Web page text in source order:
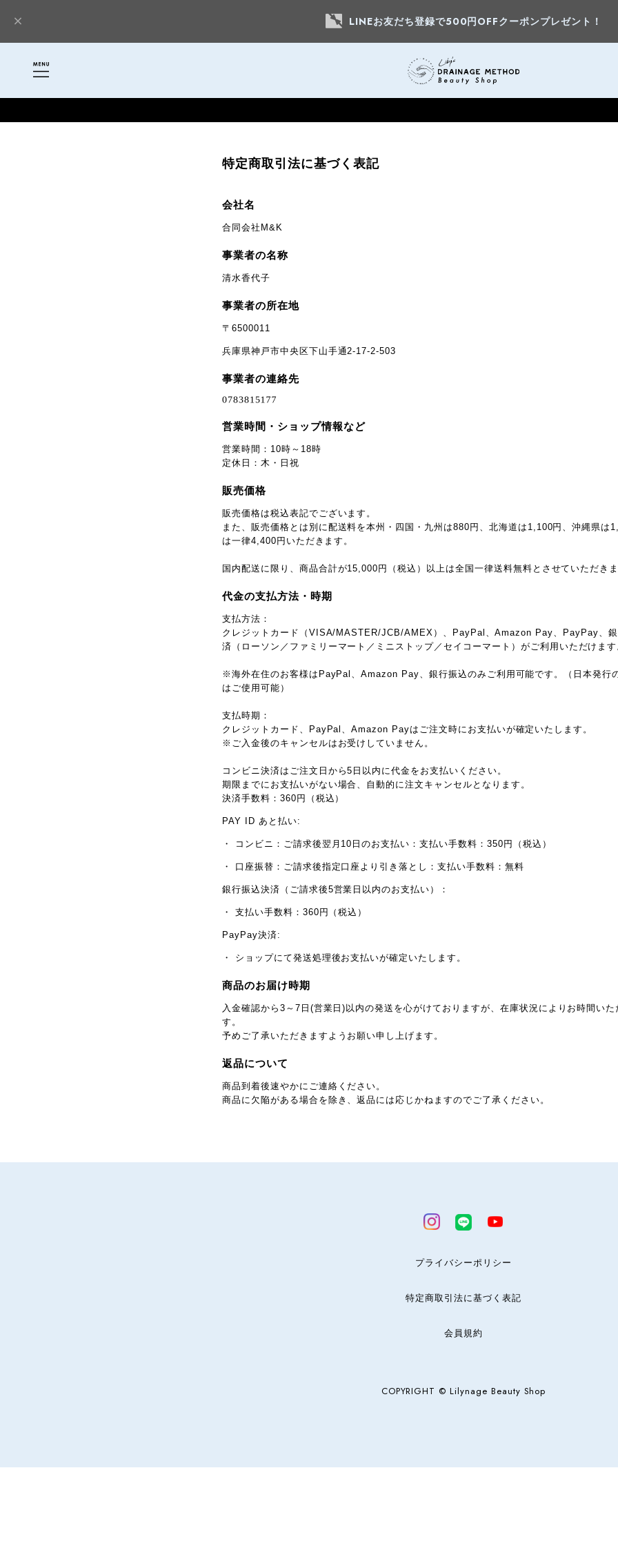
LINEお友だち登録で500円OFFクーポンプレゼント！
特定商取引法に基づく表記
会社名
合同会社M&K
事業者の名称
清水香代子
事業者の所在地
〒6500011
兵庫県神戸市中央区下山手通2-17-2-503
事業者の連絡先
営業時間・ショップ情報など
営業時間：10時～18時
定休日：木・日祝
販売価格
販売価格は税込表記でございます。
また、販売価格とは別に配送料を本州・四国・九州は880円、北海道は1,100円、沖縄県は
は一律4,400円いただきます。
国内配送に限り、商品合計が15,000円（税込）以上は全国一律送料無料とさせていただきま
代金の支払方法・時期
支払方法：
クレジットカード（VISA/MASTER/JCB/AMEX）、PayPal、Amazon Pay、PayPay、銀
済（ローソン／ファミリーマート／ミニストップ／セイコーマート）がご利用いただけます
※海外在住のお客様はPayPal、Amazon Pay、銀行振込のみご利用可能です。（日本発行
はご使用可能）
支払時期：
クレジットカード、PayPal、Amazon Payはご注文時にお支払いが確定いたします。
※ご入金後のキャンセルはお受けしていません。
コンビニ決済はご注文日から5日以内に代金をお支払いください。
期限までにお支払いがない場合、自動的に注文キャンセルとなります。
決済手数料：360円（税込）
PAY ID あと払い:
・ コンビニ：ご請求後翌月10日のお支払い：支払い手数料：350円（税込）
・ 口座振替：ご請求後指定口座より引き落とし：支払い手数料：無料
銀行振込決済（ご請求後5営業日以内のお支払い）：
・ 支払い手数料：360円（税込）
PayPay決済:
・ ショップにて発送処理後お支払いが確定いたします。
商品のお届け時期
入金確認から3～7日(営業日)以内の発送を心がけておりますが、在庫状況によりお時間いた
す。
予めご了承いただきますようお願い申し上げます。
返品について
商品到着後速やかにご連絡ください。
商品に欠陥がある場合を除き、返品には応じかねますのでご了承ください。
プライバシーポリシー
特定商取引法に基づく表記
会員規約
COPYRIGHT © Lilynage Beauty Shop